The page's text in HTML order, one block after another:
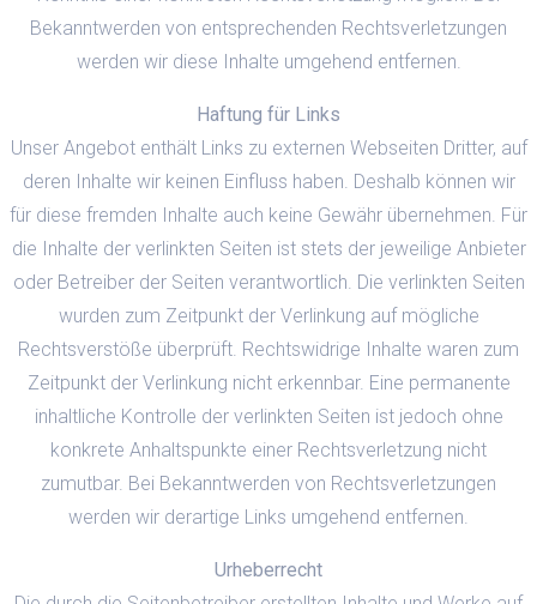
Bekanntwerden von entsprechenden Rechtsverletzungen
werden wir diese Inhalte umgehend entfernen.
Haftung für Links
Unser Angebot enthält Links zu externen Webseiten Dritter, auf
deren Inhalte wir keinen Einfluss haben. Deshalb können wir
für diese fremden Inhalte auch keine Gewähr übernehmen. Für
die Inhalte der verlinkten Seiten ist stets der jeweilige Anbieter
oder Betreiber der Seiten verantwortlich. Die verlinkten Seiten
wurden zum Zeitpunkt der Verlinkung auf mögliche
Rechtsverstöße überprüft. Rechtswidrige Inhalte waren zum
Zeitpunkt der Verlinkung nicht erkennbar. Eine permanente
inhaltliche Kontrolle der verlinkten Seiten ist jedoch ohne
konkrete Anhaltspunkte einer Rechtsverletzung nicht
zumutbar. Bei Bekanntwerden von Rechtsverletzungen
werden wir derartige Links umgehend entfernen.
Urheberrecht